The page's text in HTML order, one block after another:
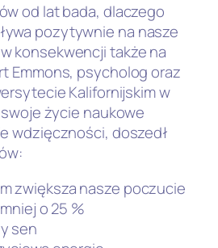
od lat bada, dlaczego
pozytywnie na nasze
konsekwencji także na
Emmons, psycholog oraz
Kalifornijskim w
życie naukowe
wdzięczności, doszedł
zwiększa nasze poczucie
o 25 %
sen